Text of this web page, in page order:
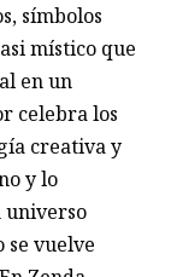
símbolos
místico que
en un
celebra los
creativa y
y lo
universo
se vuelve